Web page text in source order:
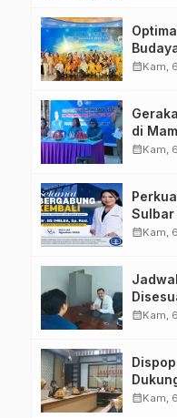
calendar_monthKam,
di
calendar_monthKam,
Sulbar
calendar_monthKam,
calendar_monthKam,
TPB/
calendar_monthKam,